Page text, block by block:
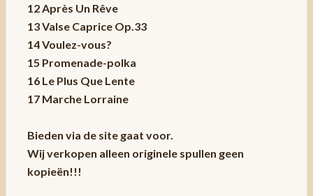
12 Après Un Rêve
13 Valse Caprice Op.33
14 Voulez-vous?
15 Promenade-polka
16 Le Plus Que Lente
17 Marche Lorraine
Bieden via de site gaat voor.
Wij verkopen alleen originele spullen geen
kopieën!!!